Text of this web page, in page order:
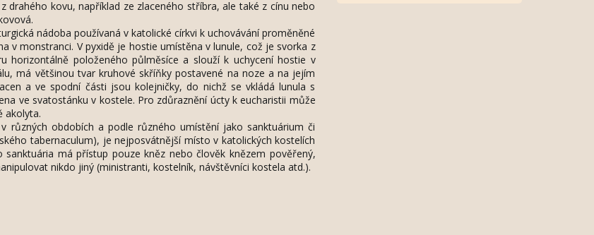
drahého kovu, například ze zlaceného stříbra, ale také z cínu nebo
nádoba používaná v katolické církvi k uchovávání proměněné
v monstranci. V pyxidě je hostie umístěna v lunule, což je svorka z
horizontálně položeného půlměsíce a slouží k uchycení hostie v
má většinou tvar kruhové skříňky postavené na noze a na jejím
a ve spodní části jsou kolejničky, do nichž se vkládá lunula s
ve svatostánku v kostele. Pro zdůraznění úcty k eucharistii může
akolyta.
různých obdobích a podle různého umístění jako sanktuárium či
tabernaculum), je nejposvátnější místo v katolických kostelích
má přístup pouze kněz nebo člověk knězem pověřený,
nikdo jiný (ministranti, kostelník, návštěvníci kostela atd.).